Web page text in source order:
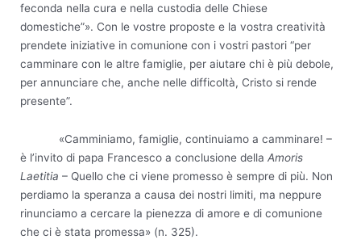
feconda nella cura e nella custodia delle Chiese
domestiche”». Con le vostre proposte e la vostra creatività
prendete iniziative in comunione con i vostri pastori “per
camminare con le altre famiglie, per aiutare chi è più debole,
per annunciare che, anche nelle difficoltà, Cristo si rende
presente”.
«Camminiamo, famiglie, continuiamo a camminare! –
è l’invito di papa Francesco a conclusione della Amoris
Laetitia – Quello che ci viene promesso è sempre di più. Non
perdiamo la speranza a causa dei nostri limiti, ma neppure
rinunciamo a cercare la pienezza di amore e di comunione
che ci è stata promessa» (n. 325).